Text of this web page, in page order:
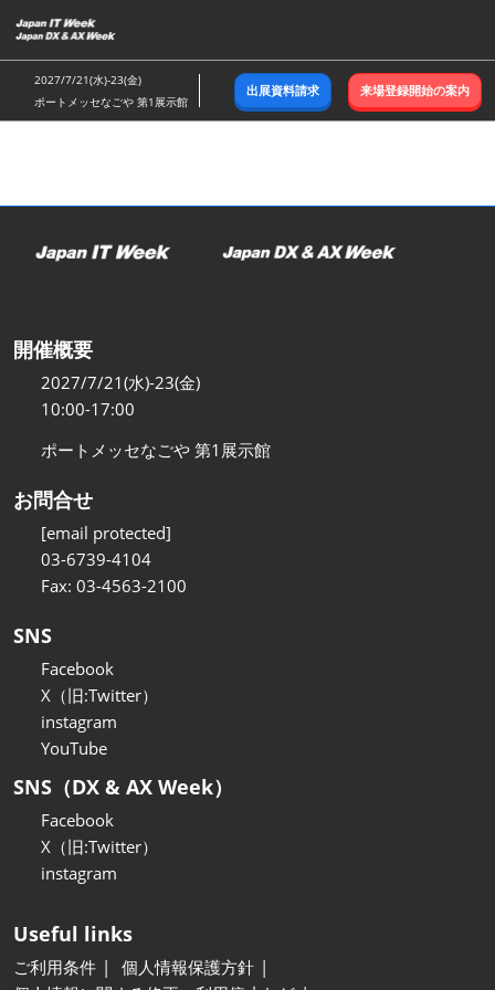
キ
ッ
し
む
2027/7/21(水)-23(金)
ポートメッセなごや 第1展示館
出展資料請求 来場登録開始の案内
開催概要
2027/7/21(水)-23(金)
10:00-17:00
ポートメッセなごや 第1展示館
お問合せ
[email protected]
03-6739-4104
Fax: 03-4563-2100
SNS
Facebook
X（旧:Twitter）
instagram
YouTube
SNS（DX & AX Week）
Facebook
X（旧:Twitter）
instagram
Useful links
ご利用条件
個人情報保護方針